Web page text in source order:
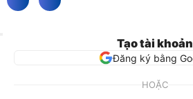
Tạo tài khoản
Đăng ký bằng
HOẶC